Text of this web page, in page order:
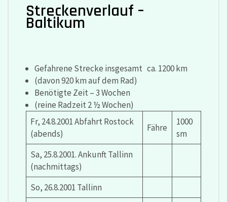
Streckenverlauf –
Baltikum
Gefahrene Strecke insgesamt ca. 1200 km
(davon 920 km auf dem Rad)
Benötigte Zeit – 3 Wochen
(reine Radzeit 2 ½ Wochen)
Fr, 24.8.2001 Abfahrt Rostock
(abends)
Fähre
1000
sm
Sa, 25.8.2001. Ankunft Tallinn
(nachmittags)
So, 26.8.2001 Tallinn